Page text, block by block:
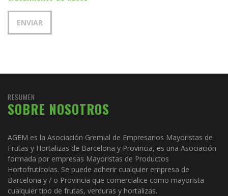
RESUMEN
SOBRE NOSOTROS
AGEM es la Asociación Gremial de Empresarios Mayoristas de
Frutas y Hortalizas de Barcelona y Provincia, es una Asociación
formada por empresas Mayoristas de Productos
Hortofrutícolas. Se puede adherir cualquier empresa de
Barcelona y / o Provincia que comercialice como mayorista
cualquier tipo de frutas, verduras y hortalizas.